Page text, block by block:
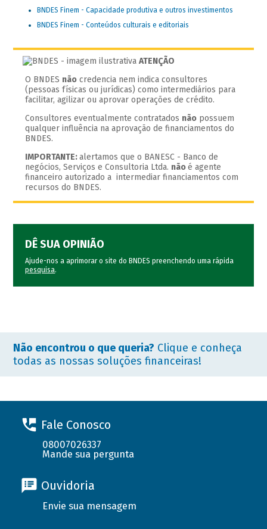
BNDES Finem - Capacidade produtiva e outros investimentos
BNDES Finem - Conteúdos culturais e editoriais
ATENÇÃO
O BNDES não credencia nem indica consultores
(pessoas físicas ou jurídicas) como intermediários para
facilitar, agilizar ou aprovar operações de crédito.
Consultores eventualmente contratados não possuem
qualquer influência na aprovação de financiamentos do
BNDES.
IMPORTANTE:alertamos que o BANESC - Banco de
negócios, Serviços e Consultoria Ltda. nãoé agente
financeiro autorizado a intermediar financiamentos com
recursos do BNDES.
DÊ SUA OPINIÃO
Ajude-nos a aprimorar o site do BNDES preenchendo uma rápida
pesquisa.
Não encontrou o que queria? Clique e conheça
todas as nossas soluções financeiras!
Fale Conosco
08007026337
Mande sua pergunta
Ouvidoria
Envie sua mensagem